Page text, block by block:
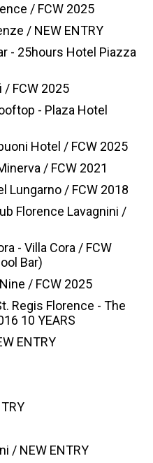
/ FCW 2025
/ NEW ENTRY
- 25hours Hotel Piazza
/ FCW 2025
- Plaza Hotel
Hotel / FCW 2025
/ FCW 2021
Lungarno / FCW 2018
Florence Lavagnini /
- Villa Cora / FCW
Bar)
/ FCW 2025
Regis Florence - The
10 YEARS
ENTRY
/ NEW ENTRY